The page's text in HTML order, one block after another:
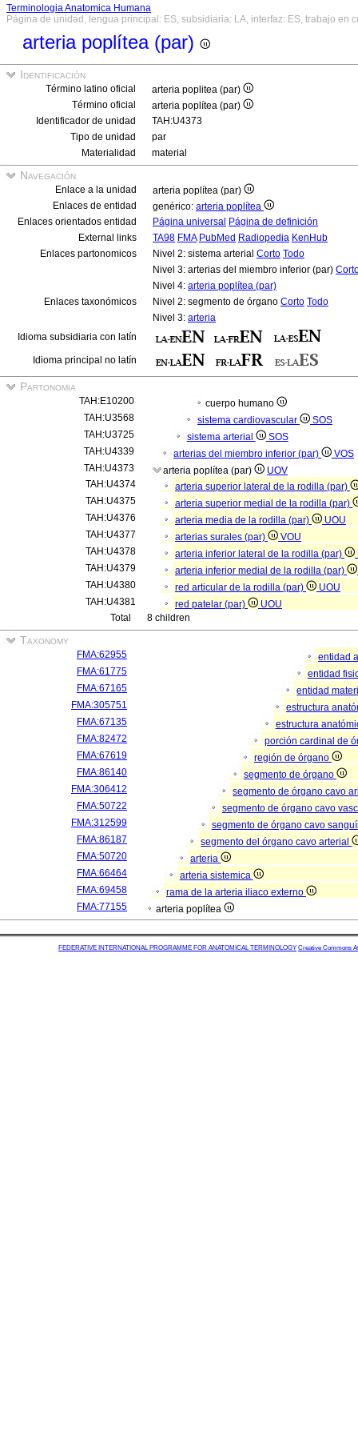
Terminologia Anatomica Humana
Página de unidad, lengua principal: ES, subsidiaria: LA, interfaz: ES, trabajo en
arteria poplítea (par)
Identificación
Término latino oficial
arteria poplitea (par)
Término oficial
arteria poplítea (par)
Identificador de unidad
TAH:U4373
Tipo de unidad
par
Materialidad
material
Navegación
Enlace a la unidad
arteria poplítea (par)
Enlaces de entidad
genérico: arteria poplítea
Enlaces orientados entidad
Página universal Página de definición
External links
TA98 FMA PubMed Radiopedia KenHub
Enlaces partonomicos
Nivel 2: sistema arterial Corto Todo
Nivel 3: arterias del miembro inferior (par)
Nivel 4: arteria poplítea (par)
Enlaces taxonómicos
Nivel 2: segmento de órgano Corto Todo
Nivel 3: arteria
Idioma subsidiaria con latín
Idioma principal no latín
Partonomia
TAH:E10200
cuerpo humano
TAH:U3568
sistema cardiovascular
SOS
TAH:U3725
sistema arterial
SOS
TAH:U4339
arterias del miembro inferior (par)
VOS
TAH:U4373
arteria poplítea (par)
UOV
TAH:U4374
arteria superior lateral de la rodilla (par)
TAH:U4375
arteria superior medial de la rodilla (par)
TAH:U4376
arteria media de la rodilla (par)
UOU
TAH:U4377
arterias surales (par)
VOU
TAH:U4378
arteria inferior lateral de la rodilla (par)
TAH:U4379
arteria inferior medial de la rodilla (par)
TAH:U4380
red articular de la rodilla (par)
UOU
TAH:U4381
red patelar (par)
UOU
Total
8 children
Taxonomy
FMA:62955
entidad
FMA:61775
entidad
FMA:67165
entidad
FMA:305751
estructura
FMA:67135
estructura
FMA:82472
porción cardinal de
FMA:67619
región de órgano
FMA:86140
segmento de órgano
FMA:306412
segmento de órgano cavo
FMA:50722
segmento de órgano cavo
FMA:312599
segmento de órgano cavo
FMA:86187
segmento del órgano cavo arterial
FMA:50720
arteria
FMA:66464
arteria sistemica
FMA:69458
rama de la arteria iliaco externo
FMA:77155
arteria poplítea
FEDERATIVE INTERNATIONAL PROGRAMME FOR ANATOMICAL TERMINOLOGY Creative Commons